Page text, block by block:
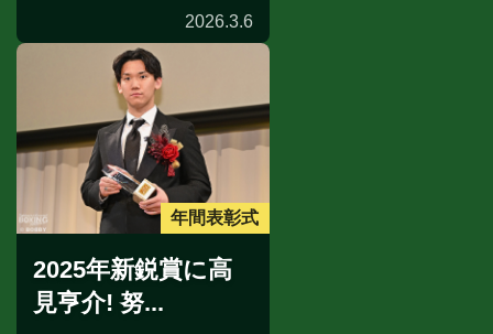
2026.3.6
年間表彰式
2025年新鋭賞に高
見亨介! 努...